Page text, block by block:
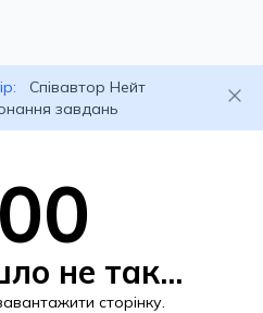
Співавтор Нейт
завдань
не так...
сторінку.